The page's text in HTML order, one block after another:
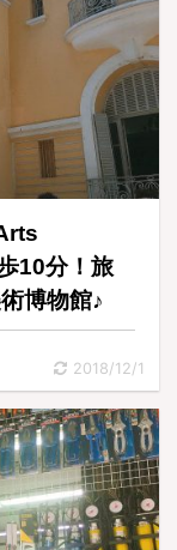
10分！旅
博物館♪
2018/12/1